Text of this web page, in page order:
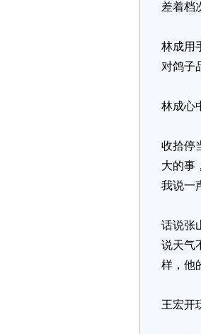
差着档
林成用
对鸽子
林成心
收拾停
大的事
我说一
话说张
说天气
样，他
王宏开